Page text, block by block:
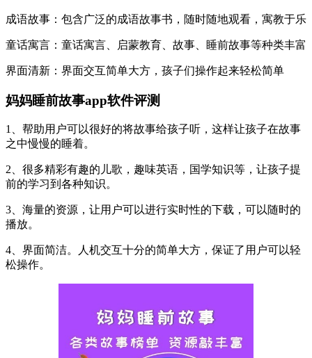
成语故事：包含广泛的成语故事书，随时随地观看，寓教于乐
童话寓言：童话寓言、启蒙教育、故事、睡前故事等种类丰富
界面清新：界面交互简单大方，孩子们操作起来轻松简单
妈妈睡前故事app软件评测
1、帮助用户可以很好的将故事给孩子听，这样让孩子在故事
之中慢慢的睡着。
2、很多精彩有趣的儿歌，趣味英语，国学知识等，让孩子提
前的学习到各种知识。
3、海量的资源，让用户可以进行实时性的下载，可以随时的
播放。
4、界面简洁。人机交互十分的简单大方，保证了用户可以轻
松操作。